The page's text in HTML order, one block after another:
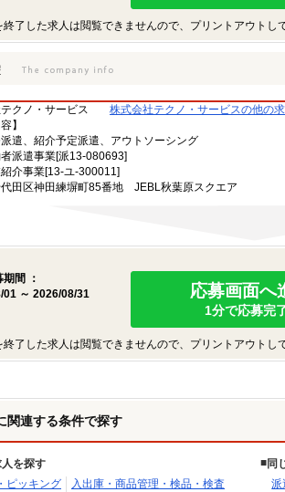
了した求人は閲覧できませんので、プリントアウトし
クノ・サービス
株式会社テクノ・サービスの他の
】
遣、紹介予定派遣、アウトソーシング
派遣事業[派13-080693]
介事業[13-ユ-300011]
田区神田練塀町85番地 JEBL秋葉原スクエア
間 ：
01 ～ 2026/08/31
応募画面へ
1分で応募完
了した求人は閲覧できませんので、プリントアウトし
関連する条件で探す
を探す
ピッキング
入出庫・商品管理・検品・検査
同
派